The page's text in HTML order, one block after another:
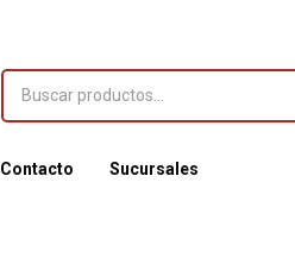
Contacto Sucursales